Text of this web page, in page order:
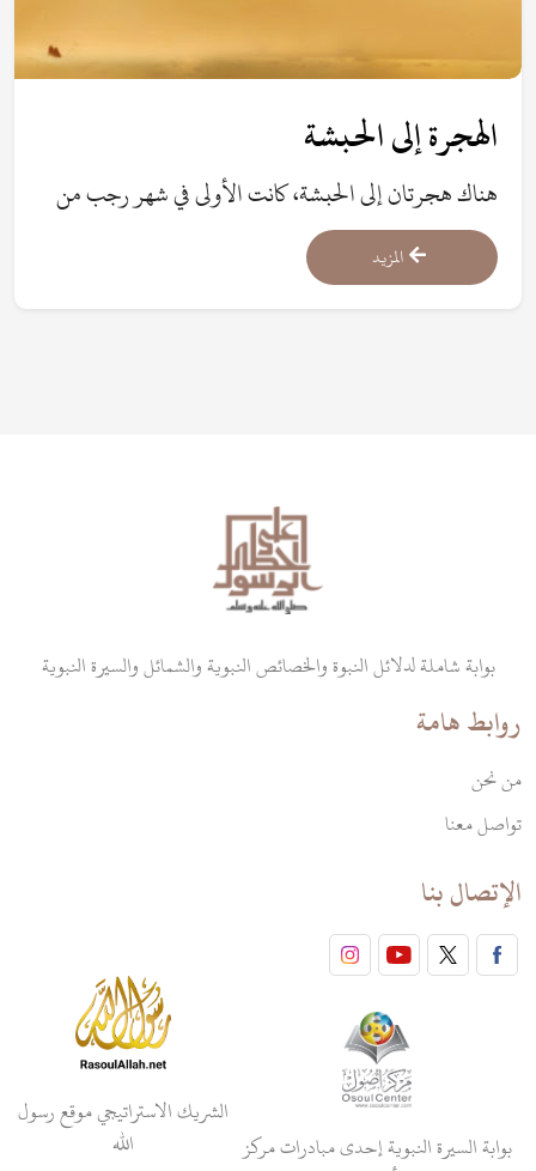
الهجرة إلى الحبشة
هناك هجرتان إلى الحبشة، كانت الأولى في شهر رجب من
السنة الخامسة من البعثة، وكان عدد المهاجرين فيها عشرة
رجال وأربع نسوة
المزيد
بوابة شاملة لدلائل النبوة والخصائص النبوية والشمائل والسيرة النبوية
روابط هامة
من نحن
تواصل معنا
الإتصال بنا
بوابة السيرة النبوية إحدى مبادرات مركز
الشريك الاستراتيجي موقع رسول
الله